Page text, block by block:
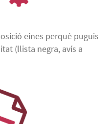
eines perquè puguis
(llista negra, avís a